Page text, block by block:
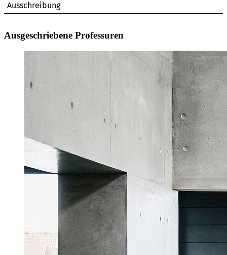
Ausschreibung
Ausgeschriebene Professuren